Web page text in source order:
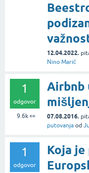
12.04.2022.
Nino Marić
1
odgovor
9.6k👀
Airbnb
07.08.2016.
putovanja od
1
odgovor
Koja je